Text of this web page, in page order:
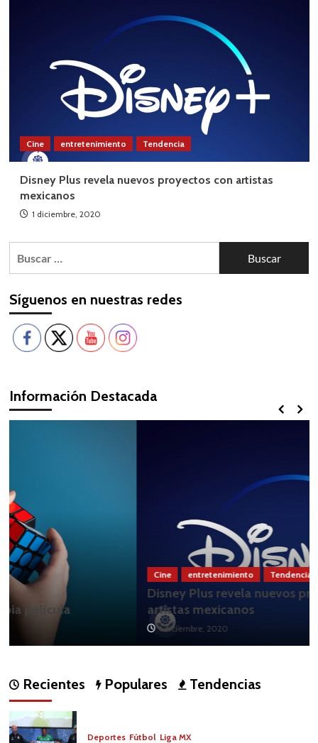
Cine entretenimiento Tendencia
Disney Plus revela nuevos proyectos con artistas
mexicanos
1 diciembre, 2020
Síguenos en nuestras redes
Información Destacada
Cine entretenimiento Tendencia
Disney Plus revela nuevos proyectos con
artistas mexicanos
1 diciembre, 2020
Recientes Populares Tendencias
Deportes Fútbol Liga MX